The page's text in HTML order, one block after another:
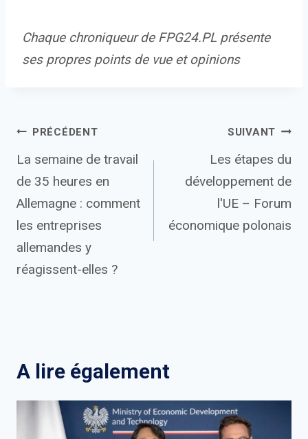
Chaque chroniqueur de FPG24.PL présente
ses propres points de vue et opinions
Navigation
de
l’article
PRÉCÉDENT
La semaine de travail
de 35 heures en
Allemagne : comment
les entreprises
allemandes y
réagissent-elles ?
SUIVANT
Les étapes du
développement de
l'UE – Forum
économique polonais
A lire également